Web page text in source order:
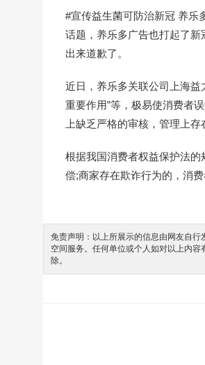
#宣传益生菌可防治新冠 养乐
话题，养乐多广告也打起了
出来道歉了。
近日，养乐多关联公司上海
重要作用”等，极易使消费者
上缺乏严格的审核，管理上
根据我国消费者权益保护法
偿;商家存在欺诈行为的，消
免责声明：以上所展示的信息由网友自
空间服务。任何单位或个人如对以上内
除。